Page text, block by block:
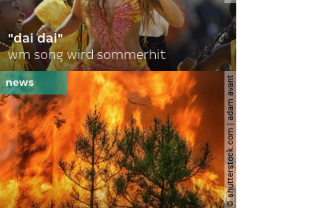
"dai dai"
wm song wird sommerhit
© shutterstock.com | adam avant